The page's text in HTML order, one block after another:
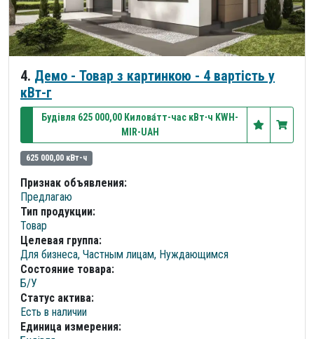
4. Демо - Товар з картинкою - 4 вартість у
кВт-г
Будівля 625 000,00 Килова́тт-час кВт∙ч KWH-
MIR-UAH
625 000,00 кВт-ч
Признак объявления:
Предлагаю
Тип продукции:
Товар
Целевая группа:
Для бизнеса, Частным лицам, Нуждающимся
Состояние товара:
Б/У
Статус актива:
Есть в наличии
Единица измерения: